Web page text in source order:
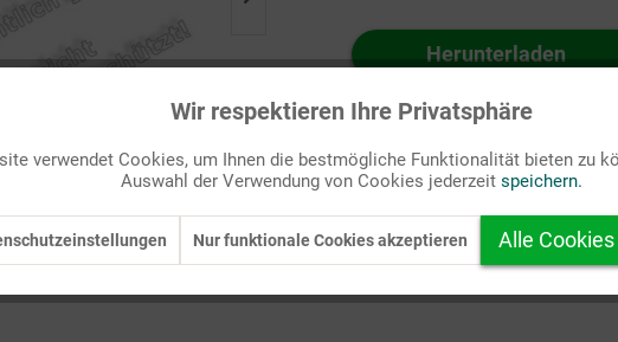
Herunterladen
Auf Ihren Merkzettel setzen
Wir respektieren Ihre Privatsphäre
verwendet Cookies, um Ihnen die bestmögliche Funktionalität bieten zu
Auswahl der Verwendung von Cookies jederzeit speichern.
Nur funktionale Cookies akzeptieren Alle